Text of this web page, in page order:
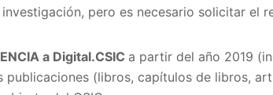
pero es necesario solicitar el
a Digital.CSIC a partir del año 2019
publicaciones (libros, capítulos de libros,